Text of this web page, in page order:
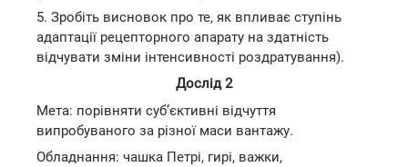
5. Зробіть висновок про те, як впливає ступінь
адаптації рецепторного апарату на здатність
відчувати зміни інтенсивності роздратування).
Дослід 2
Мета: порівняти суб’єктивні відчуття
випробуваного за різної маси вантажу.
Обладнання: чашка Петрі, гирі, важки,